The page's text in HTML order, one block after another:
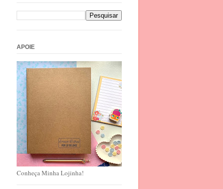
APOIE
Conheça Minha Lojinha!